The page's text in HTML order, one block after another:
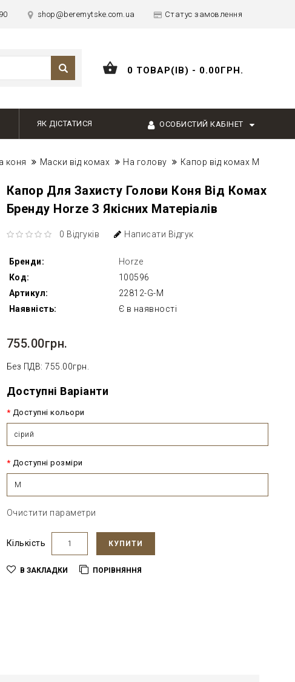
shop@beremytske.com.ua Статус замовлення
0 ТОВАР(ІВ) - 0.00ГРН.
ЯК ДІСТАТИСЯ ОСОБИСТИЙ КАБІНЕТ
коня Маски від комах На голову Капор від комах M
Капор Для Захисту Голови Коня Від Комах
Бренду Horze З Якісних Матеріалів
0 Відгуків Написати Відгук
Бренди:
Horze
Код:
100596
Артикул:
22812-G-M
Наявність:
Є в наявності
755.00грн.
Без ПДВ: 755.00грн.
Доступні Варіанти
Доступні кольори
сірий
Доступні розміри
M
Очистити параметри
Кількість КУПИТИ
В ЗАКЛАДКИ ПОРІВНЯННЯ